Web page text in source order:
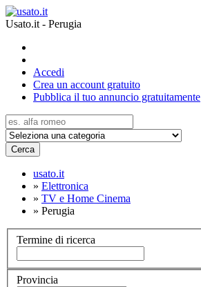
Usato.it - Perugia
Accedi
Crea un account gratuito
Pubblica il tuo annuncio gratuitamente
Cerca
usato.it
» Elettronica
» TV e Home Cinema
» Perugia
Termine di ricerca
Provincia